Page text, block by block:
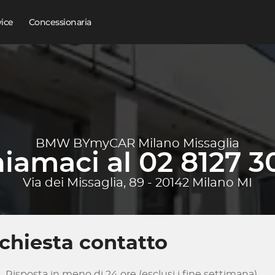
Concessionaria
BMW BYmyCAR Milano Missaglia
al 02 8127
Via dei Missaglia, 89 - 20142 Milano MI
contatto